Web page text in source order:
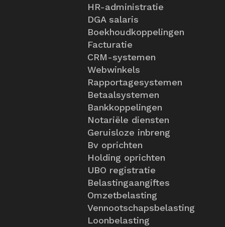
HR-administratie
DGA salaris
Boekhoudkoppelingen
Facturatie
CRM-systemen
Webwinkels
Rapportagesystemen
Betaalsystemen
Bankkoppelingen
Notariële diensten
Geruisloze inbreng
Bv oprichten
Holding oprichten
UBO registratie
Belastingaangiftes
Omzetbelasting
Vennootschapsbelasting
Loonbelasting